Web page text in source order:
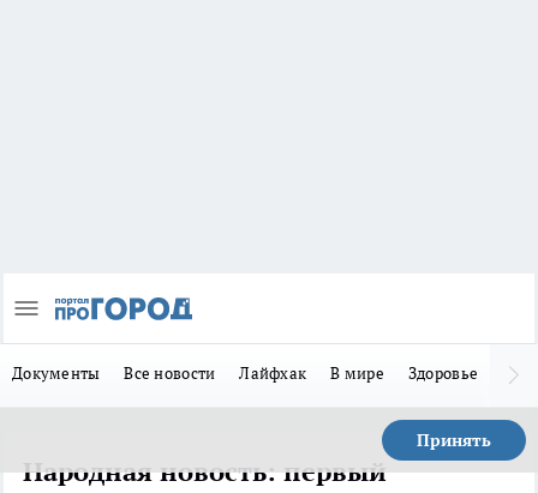
Документы Все новости Лайфхак В мире Здоровье
Принять
Народная новость: первый